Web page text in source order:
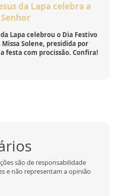
da Lapa celebra a
Lapa celebrou o Dia Festivo
Solene, presidida por
festa com procissão. Confira!
são de responsabilidade
e não representam a opinião